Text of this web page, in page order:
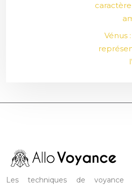
Vénus
Les techniques de voyance